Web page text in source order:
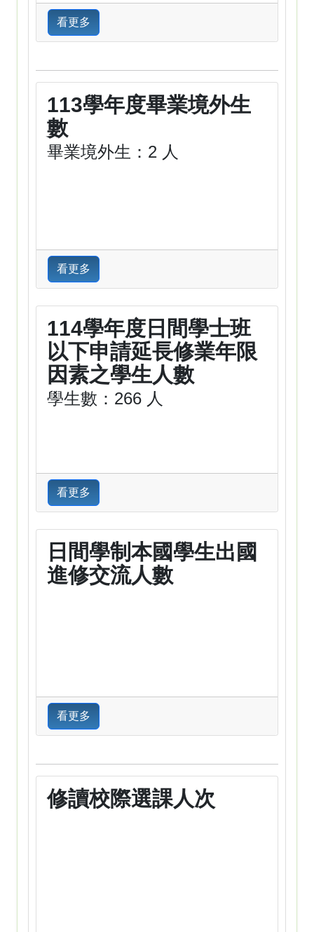
看更多
113學年度畢業境外生
數
畢業境外生：2 人
看更多
114學年度日間學士班
以下申請延長修業年限
因素之學生人數
學生數：266 人
看更多
日間學制本國學生出國
進修交流人數
看更多
修讀校際選課人次